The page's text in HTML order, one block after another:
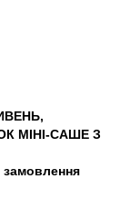
МІНІ-САШЕ З